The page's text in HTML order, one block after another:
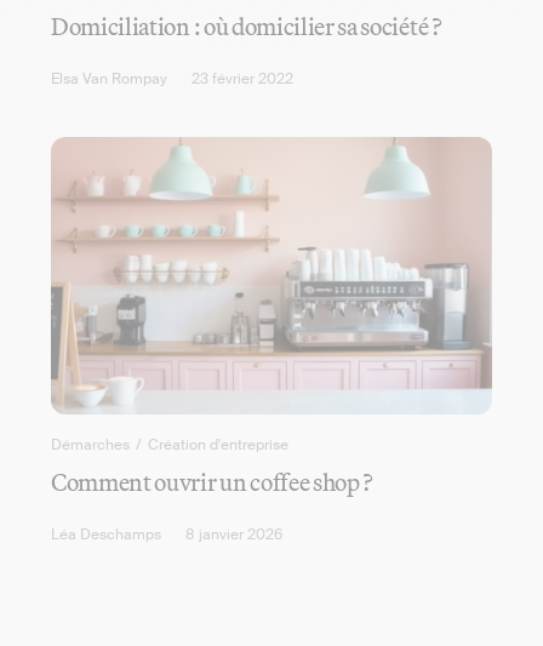
Domiciliation : où domicilier sa société ?
Elsa Van Rompay 23 février 2022
Démarches / Création d'entreprise
Comment ouvrir un coffee shop ?
Léa Deschamps 8 janvier 2026